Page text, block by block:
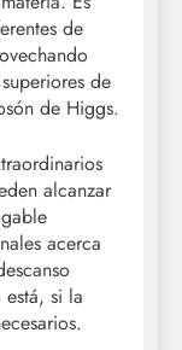
de
de
de Higgs.
alcanzar
acerca
si la